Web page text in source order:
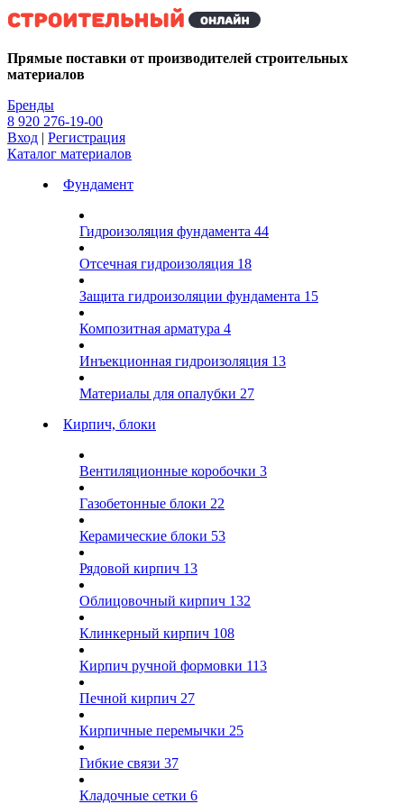
Kg
Прямые поставки от производителей строительных
материалов
Бренды
8 920 276-19-00
Вход | Регистрация
Каталог материалов
Фундамент
Гидроизоляция фундамента 44
Отсечная гидроизоляция 18
Защита гидроизоляции фундамента 15
Композитная арматура 4
Инъекционная гидроизоляция 13
Материалы для опалубки 27
Кирпич, блоки
Вентиляционные коробочки 3
Газобетонные блоки 22
Керамические блоки 53
Рядовой кирпич 13
Облицовочный кирпич 132
Клинкерный кирпич 108
Кирпич ручной формовки 113
Печной кирпич 27
Кирпичные перемычки 25
Гибкие связи 37
Кладочные сетки 6